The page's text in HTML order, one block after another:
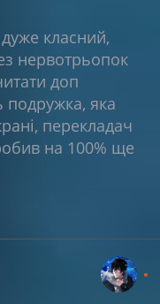
класний,
нервотрьопок
доп
подружка, яка
перекладач
на 100% ще